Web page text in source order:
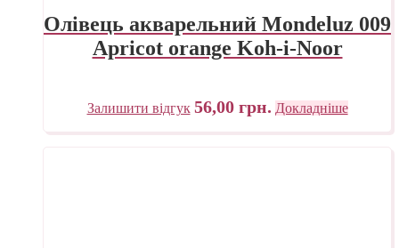
Олівець акварельний Mondeluz 009
Apricot orange Koh-i-Noor
Залишити відгук 56,00 грн. Докладніше